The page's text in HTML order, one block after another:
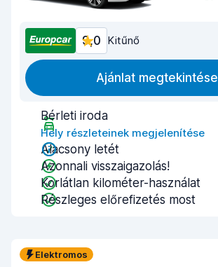
9,0 Kitűnő
Ajánlat megtekintése
Bérleti iroda
Hely részleteinek megjelenítése
Alacsony letét
Azonnali visszaigazolás!
Korlátlan kilométer-használat
Részleges előrefizetés most
Elektromos